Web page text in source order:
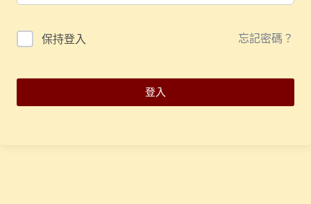
保持登入 忘記密碼？
登入